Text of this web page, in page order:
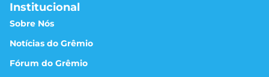
Institucional
Sobre Nós
Notícias do Grêmio
Fórum do Grêmio